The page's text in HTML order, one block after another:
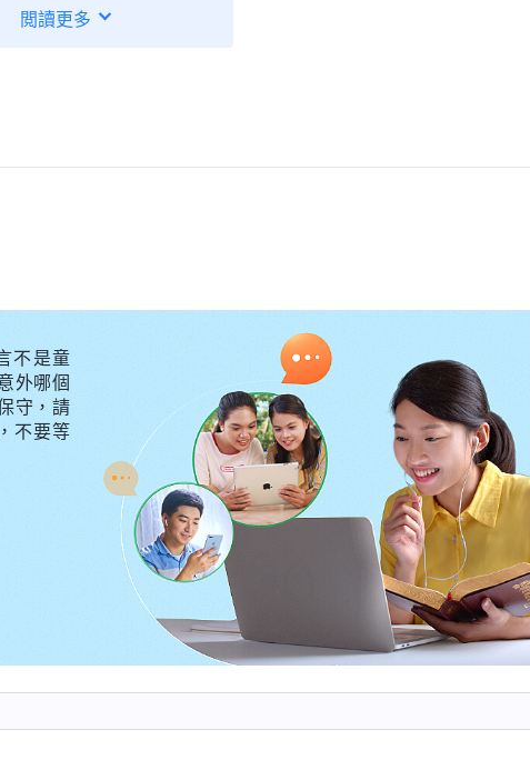
托本分，實在是太自私卑鄙了！如果不扭轉肯定會讓神厭
説：「
神家的利益，把神家利益放在第一位，應體貼神的心意
有没有盡上責任、有没有盡上全力，是不是全身心地為你
慮這些，能考慮清楚了你就容易盡好本分了。
神給了你唱歌的恩賜，神家安排你唱歌你就好好唱歌，
該好好傳福音，當神選民選你做帶領的時候你就應該把帶領
真理、進入實際，這就是盡好本分了。神給人的托付太重要
你的功用呢？這就是你面臨的一個最大的問題，必須作出選
關鍵時刻。你如果憑己意胡作非為，不但没完成神的托付，
的下場，就是跟保羅一樣的下場。那當神説讓你去辦一
把事搞砸，這就效好力了。讓你效什麽力都得老老實實地效
實效力，總有個人的存心，總想作王掌權，那你就是撒但
，也不追求真理，只會出力幹活，那這個受造之物的功能
神眼中的受造之物到底該盡什麽本分，該活出什麽人樣，
談紀要・明白真理才能認識神的作為》看了神的話我明白了
閲讀更多
不是童
外哪個
守，請
不要等